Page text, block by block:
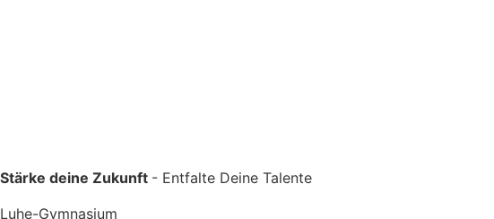
Stärke deine Zukunft - Entfalte Deine Talente
Luhe-Gymnasium